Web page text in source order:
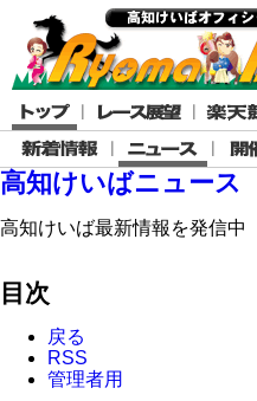
高知けいばニュース
高知けいば最新情報を発信中
目次
戻る
RSS
管理者用